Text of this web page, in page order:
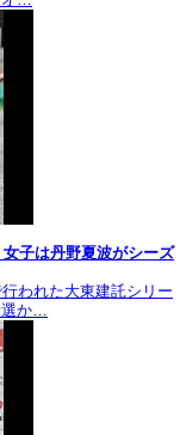
子は丹野夏波がシーズ
われた大東建託シリー
か…